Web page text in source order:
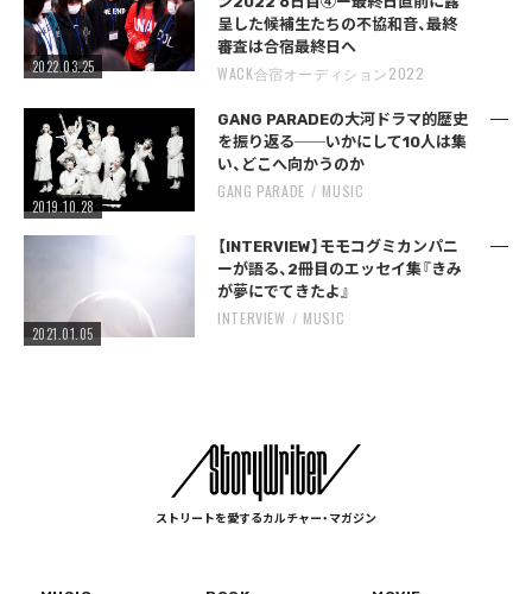
2022.03.25
呈した候補生たちの不協和音、最終
審査は合宿最終日へ
WACK合宿オーディション2022
2019.10.28
GANG PARADEの大河ドラマ的歴史
を振り返る──いかにして10人は集
い、どこへ向かうのか
GANG PARADE MUSIC
2021.01.05
【INTERVIEW】モモコグミカンパニ
ーが語る、2冊目のエッセイ集『きみ
が夢にでてきたよ』
INTERVIEW MUSIC
ストリートを愛するカルチャー・マガジン